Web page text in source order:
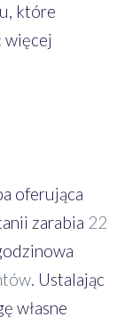
które
więcej
oferująca
zarabia 22
. Ustalając
własne